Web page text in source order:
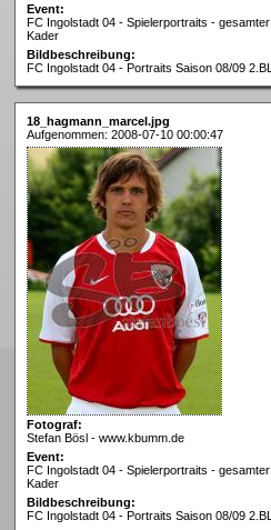
Event:
FC Ingolstadt 04 - Spielerportraits - gesamter
Kader
Bildbeschreibung:
FC Ingolstadt 04 - Portraits Saison 08/09 2.BL
18_hagmann_marcel.jpg
Aufgenommen: 2008-07-10 00:00:47
Fotograf:
Stefan Bösl - www.kbumm.de
Event:
FC Ingolstadt 04 - Spielerportraits - gesamter
Kader
Bildbeschreibung:
FC Ingolstadt 04 - Portraits Saison 08/09 2.BL